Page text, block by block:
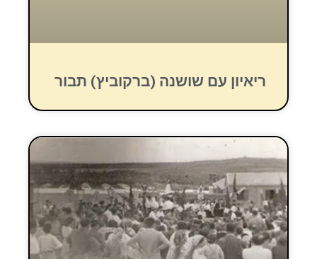
ריאיון עם שושנה (ברקוביץ) תבור